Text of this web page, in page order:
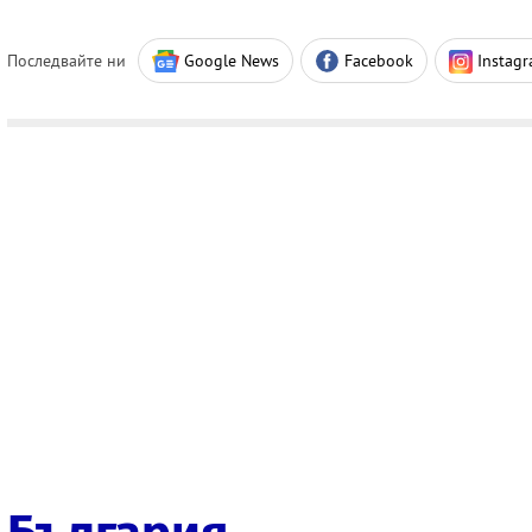
Последвайте ни Google News Facebook